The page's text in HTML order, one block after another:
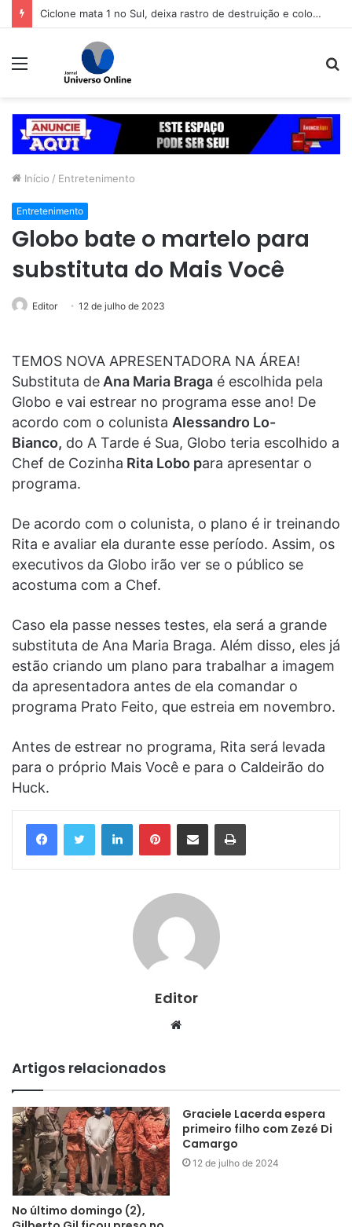
Ciclone mata 1 no Sul, deixa rastro de destruição e coloca 11 estados em alerta
Menu
Início / Entretenimento
Entretenimento
Globo bate o martelo para
substituta do Mais Você
Editor 12 de julho de 2023
TEMOS NOVA APRESENTADORA NA ÁREA!
Substituta de Ana Maria Braga é escolhida pela
Globo e vai estrear no programa esse ano! De
acordo com o colunista Alessandro Lo-
Bianco, do A Tarde é Sua, Globo teria escolhido a
Chef de Cozinha Rita Lobo para apresentar o
programa.
De acordo com o colunista, o plano é ir treinando
Rita e avaliar ela durante esse período. Assim, os
executivos da Globo irão ver se o público se
acostuma com a Chef.
Caso ela passe nesses testes, ela será a grande
substituta de Ana Maria Braga. Além disso, eles já
estão criando um plano para trabalhar a imagem
da apresentadora antes de ela comandar o
programa Prato Feito, que estreia em novembro.
Antes de estrear no programa, Rita será levada
para o próprio Mais Você e para o Caldeirão do
Huck.
LinkedinPinterestCompartilhar via e-mail Imprimir
Editor
Website
Artigos relacionados
No último domingo (2),
Graciele Lacerda espera
primeiro filho com Zezé Di
Camargo
12 de julho de 2024